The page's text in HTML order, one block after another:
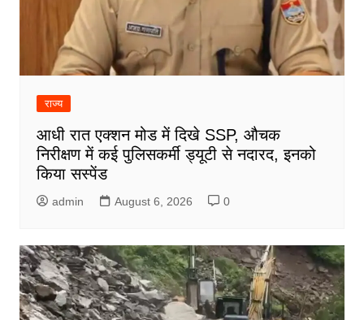
राज्य
आधी रात एक्शन मोड में दिखे SSP, औचक
निरीक्षण में कई पुलिसकर्मी ड्यूटी से नदारद, इनको
किया सस्पेंड
admin August 6, 2026 0